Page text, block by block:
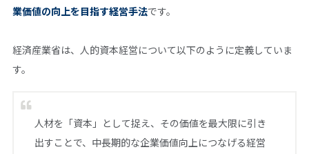
業価値の向上を目指す経営手法です。
経済産業省は、人的資本経営について以下のように定義していま
す。
人材を「資本」として捉え、その価値を最大限に引き
出すことで、中長期的な企業価値向上につなげる経営